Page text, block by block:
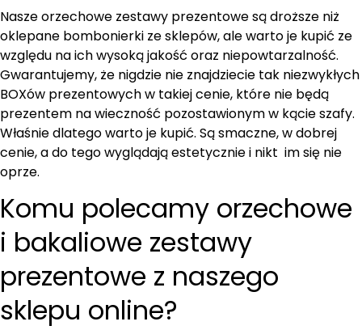
Nasze orzechowe zestawy prezentowe są droższe niż
oklepane bombonierki ze sklepów, ale warto je kupić ze
względu na ich wysoką jakość oraz niepowtarzalność.
Gwarantujemy, że nigdzie nie znajdziecie tak niezwykłych
BOXów prezentowych w takiej cenie, które nie będą
prezentem na wieczność pozostawionym w kącie szafy.
Właśnie dlatego warto je kupić. Są smaczne, w dobrej
cenie, a do tego wyglądają estetycznie i nikt im się nie
oprze.
Komu polecamy orzechowe
i bakaliowe zestawy
prezentowe z naszego
sklepu online?